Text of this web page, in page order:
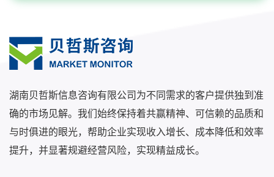
湖南贝哲斯信息咨询有限公司为不同需求的客户提供独到准
确的市场见解。我们始终保持着共赢精神、可信赖的品质和
与时俱进的眼光，帮助企业实现收入增长、成本降低和效率
提升，并显著规避经营风险，实现精益成长。